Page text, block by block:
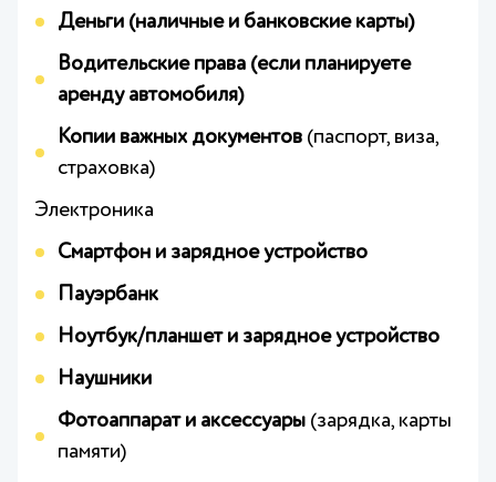
Деньги (наличные и банковские карты)
Водительские права (если планируете
аренду автомобиля)
Копии важных документов (паспорт, виза,
страховка)
Электроника
Смартфон и зарядное устройство
Пауэрбанк
Ноутбук/планшет и зарядное устройство
Наушники
Фотоаппарат и аксессуары (зарядка, карты
памяти)